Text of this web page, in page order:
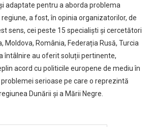
adaptate pentru a aborda problema
a fost, în opinia organizatorilor, de
sens, cei peste 15 specialiști și cercetători
Moldova, România, Federația Rusă, Turcia
întâlnire au oferit soluții pertinente,
acord cu politicile europene de mediu în
serioase pe care o reprezintă
Dunării și a Mării Negre.